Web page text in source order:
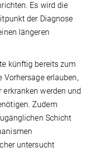
Es wird die
der Diagnose
längeren
künftig bereits zum
erlauben,
werden und
Zudem
Schicht
untersucht